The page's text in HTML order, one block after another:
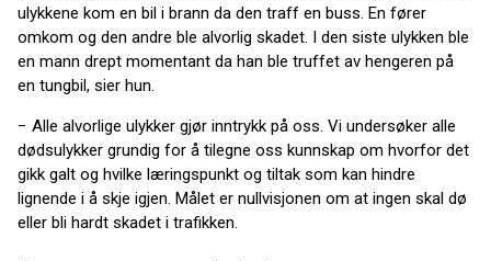
ulykkene kom en bil i brann da den traff en buss. En fører
omkom og den andre ble alvorlig skadet. I den siste ulykken ble
en mann drept momentant da han ble truffet av hengeren på
en tungbil, sier hun.
− Alle alvorlige ulykker gjør inntrykk på oss. Vi undersøker alle
dødsulykker grundig for å tilegne oss kunnskap om hvorfor det
gikk galt og hvilke læringspunkt og tiltak som kan hindre
lignende i å skje igjen. Målet er nullvisjonen om at ingen skal dø
eller bli hardt skadet i trafikken.